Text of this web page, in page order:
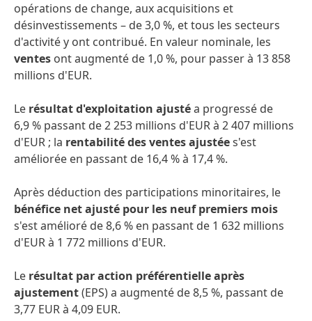
opérations de change, aux acquisitions et
désinvestissements – de 3,0 %, et tous les secteurs
d'activité y ont contribué. En valeur nominale, les
ventes ont augmenté de 1,0 %, pour passer à 13 858
millions d'EUR.
Le résultat d'exploitation ajustéa progressé de
6,9 % passant de 2 253 millions d'EUR à 2 407 millions
d'EUR ; la rentabilité des ventes ajustées'est
améliorée en passant de 16,4 % à 17,4 %.
Après déduction des participations minoritaires, le
bénéfice net ajusté pour les neuf premiers mois
s'est amélioré de 8,6 % en passant de 1 632 millions
d'EUR à 1 772 millions d'EUR.
Le résultat par action préférentielle après
ajustement(EPS) a augmenté de 8,5 %, passant de
3,77 EUR à 4,09 EUR.